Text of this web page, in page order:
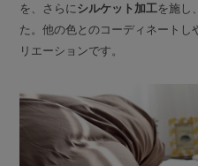
を、さらに シルケット加工を施し
た。他の色とのコーディネート
リエーションです。